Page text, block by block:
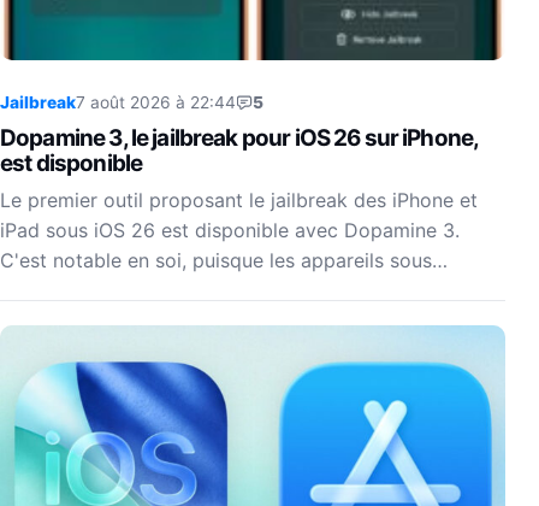
Jailbreak7 août 2026 à 22:44 5
Dopamine 3, le jailbreak pour iOS 26 sur iPhone,
est disponible
Le premier outil proposant le jailbreak des iPhone et
iPad sous iOS 26 est disponible avec Dopamine 3.
C'est notable en soi, puisque les appareils sous…